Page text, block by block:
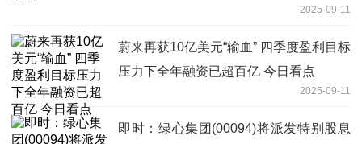
2025-09-11
蔚来再获10亿美元“输血” 四季度盈利目标
压力下全年融资已超百亿 今日看点
2025-09-11
即时：绿心集团(00094)将派发特别股息